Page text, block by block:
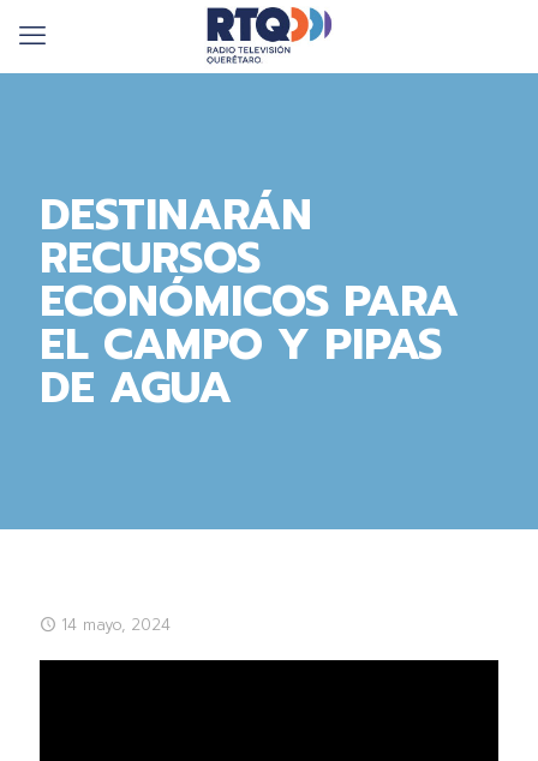
DESTINARÁN
RECURSOS
ECONÓMICOS PARA
EL CAMPO Y PIPAS
DE AGUA
14 mayo, 2024